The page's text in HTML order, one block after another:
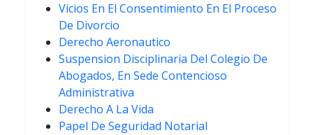
Vicios En El Consentimiento En El Proceso
De Divorcio
Derecho Aeronautico
Suspension Disciplinaria Del Colegio De
Abogados, En Sede Contencioso
Administrativa
Derecho A La Vida
Papel De Seguridad Notarial